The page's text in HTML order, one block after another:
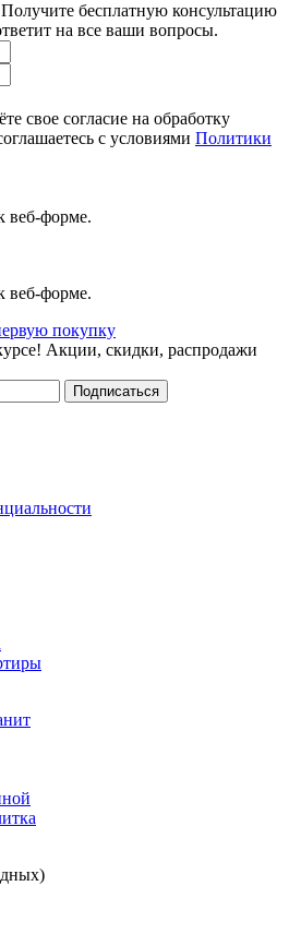
Получите бесплатную консультацию
на все ваши вопросы.
свое согласие на обработку
с условиями Политики
веб-форме.
веб-форме.
покупку
Акции, скидки, распродажи
Подписаться